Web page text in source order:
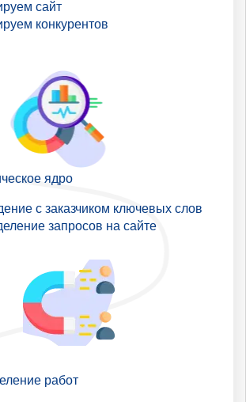
сайт
конкурентов
ядро
с заказчиком ключевых слов
запросов на сайте
работ